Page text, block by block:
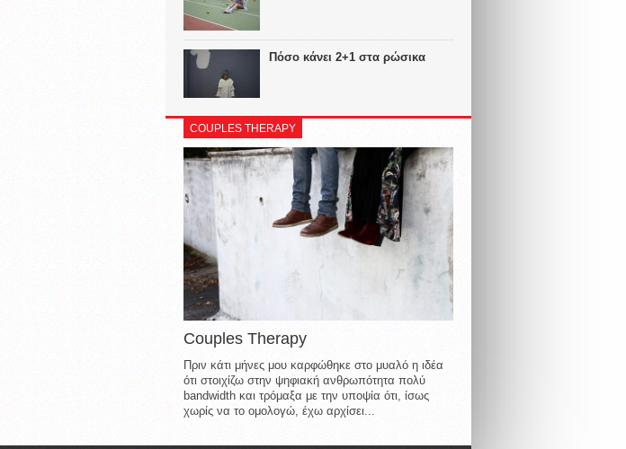
Πόσο κάνει 2+1 στα ρώσικα
COUPLES THERAPY
Couples Therapy
Πριν κάτι μήνες μου καρφώθηκε στο μυαλό η ιδέα
ότι στοιχίζω στην ψηφιακή ανθρωπότητα πολύ
bandwidth και τρόμαξα με την υποψία ότι, ίσως
χωρίς να το ομολογώ, έχω αρχίσει...